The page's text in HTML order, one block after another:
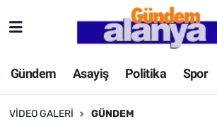
Gündem Asayiş Politika Spor
VIDEO GALERI GÜNDEM